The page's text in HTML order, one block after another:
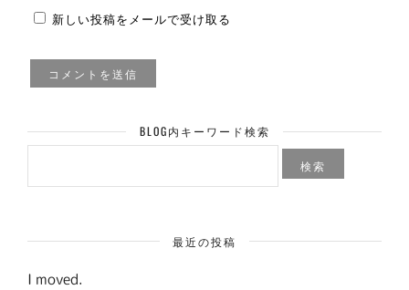
新しい投稿をメールで受け取る
BLOG内キーワード検索
検
最近の投稿
I moved.